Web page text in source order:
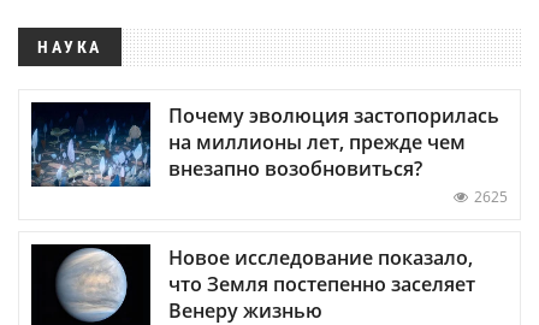
НАУКА
Почему эволюция застопорилась
на миллионы лет, прежде чем
внезапно возобновиться?
2625
Новое исследование показало,
что Земля постепенно заселяет
Венеру жизнью